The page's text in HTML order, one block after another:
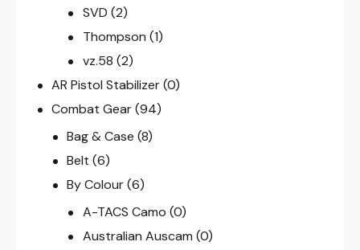
SVD (2)
Thompson (1)
vz.58 (2)
AR Pistol Stabilizer(0)
Combat Gear(94)
Bag & Case (8)
Belt (6)
By Colour (6)
A-TACS Camo (0)
Australian Auscam (0)